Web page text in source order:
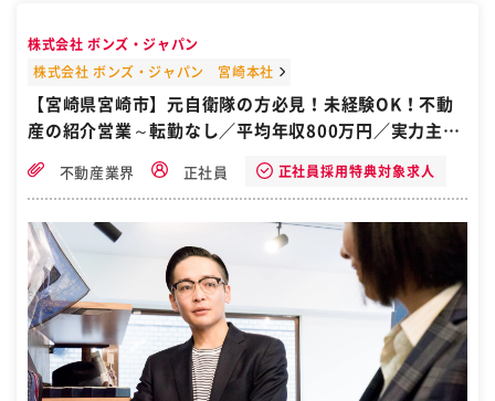
株式会社 ボンズ・ジャパン
株式会社 ボンズ・ジャパン 宮崎本社
【宮崎県宮崎市】元自衛隊の方必見！未経験OK！不動
産の紹介営業～転勤なし／平均年収800万円／実力主義
不動産業界 正社員 正社員採用特典対象求人